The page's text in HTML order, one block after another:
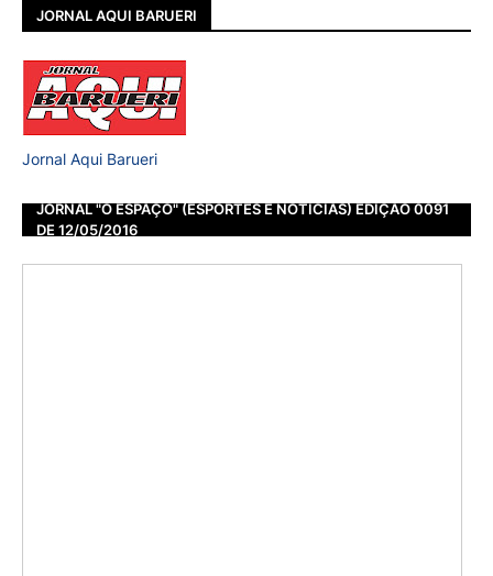
JORNAL AQUI BARUERI
Jornal Aqui Barueri
JORNAL "O ESPAÇO" (ESPORTES E NOTÍCIAS) EDIÇÃO 0091
DE 12/05/2016